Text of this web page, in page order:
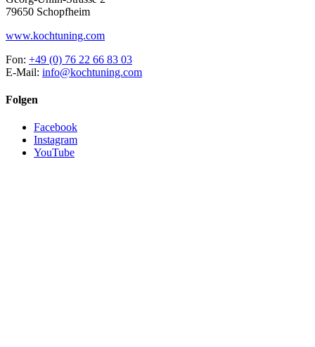
79650 Schopfheim
www.kochtuning.com
Fon: +49 (0) 76 22 66 83 03
E-Mail: info@kochtuning.com
Folgen
Facebook
Instagram
YouTube